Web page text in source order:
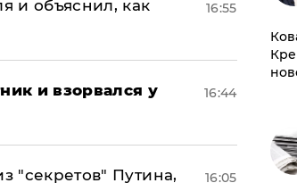
и объяснил, как
16:55
и взорвался у
16:44
"секретов" Путина,
16:05